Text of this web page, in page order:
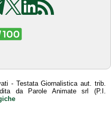
- Testata Giornalistica aut. trib.
da Parole Animate srl (P.I.